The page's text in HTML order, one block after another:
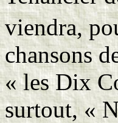
viendra,
chansons
« les Dix
surtout, «